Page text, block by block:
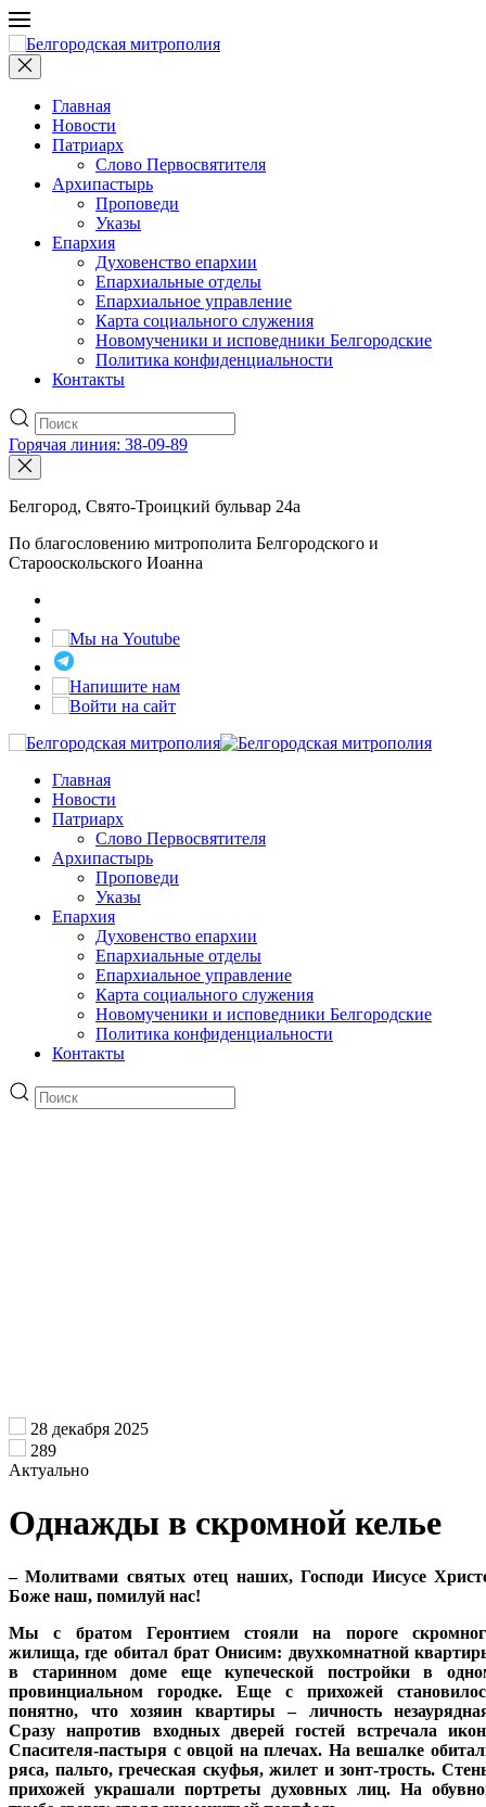
Главная
Новости
Патриарх
Слово Первосвятителя
Архипастырь
Проповеди
Указы
Епархия
Духовенство епархии
Епархиальные отделы
Епархиальное управление
Карта социального служения
Новомученики и исповедники Белгородские
Политика конфиденциальности
Контакты
Горячая линия: 38-09-89
Белгород, Свято-Троицкий бульвар 24а
По благословению митрополита Белгородского и
Старооскольского Иоанна
Главная
Новости
Патриарх
Слово Первосвятителя
Архипастырь
Проповеди
Указы
Епархия
Духовенство епархии
Епархиальные отделы
Епархиальное управление
Карта социального служения
Новомученики и исповедники Белгородские
Политика конфиденциальности
Контакты
28 декабря 2025
289
Актуально
Однажды в скромной келье
– Молитвами святых отец наших, Господи Иисусе
Боже наш, помилуй нас!
Мы с братом Геронтием стояли на пороге
жилища, где обитал брат Онисим: двухкомнатной
в старинном доме еще купеческой постройки в
провинциальном городке. Еще с прихожей
понятно, что хозяин квартиры – личность
Сразу напротив входных дверей гостей встречала
Спасителя-пастыря с овцой на плечах. На вешалке
ряса, пальто, греческая скуфья, жилет и зонт-трость.
прихожей украшали портреты духовных лиц. На